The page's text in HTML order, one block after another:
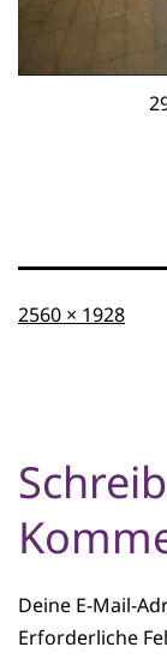
Originalgröße
2560 × 1928
Deine E-Mail-
Erforderliche